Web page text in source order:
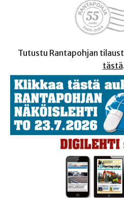
Tutustu Rantapohjan
tästä